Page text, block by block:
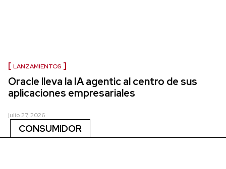
LANZAMIENTOS
Oracle lleva la IA agentic al centro de sus
aplicaciones empresariales
julio 27, 2026
CONSUMIDOR